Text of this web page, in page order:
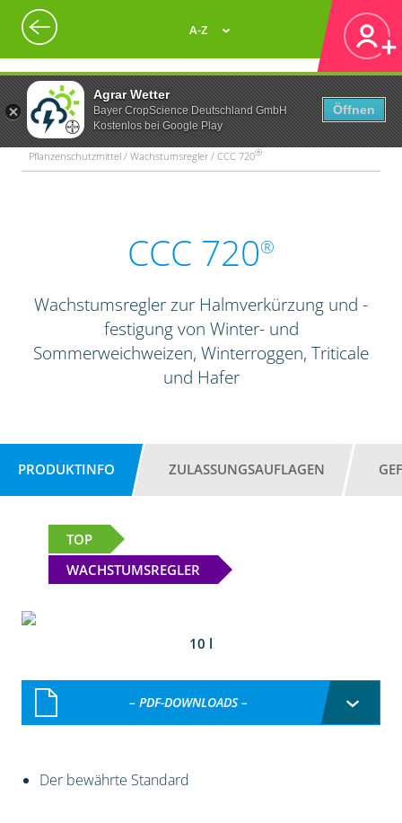
Agrar Wetter
Bayer CropScience Deutschland GmbH
Kostenlos bei Google Play
Öffnen
A-Z
Pflanzenschutzmittel / Wachstumsregler / CCC 720®
CCC 720®
Wachstumsregler zur Halmverkürzung und -
festigung von Winter- und
Sommerweichweizen, Winterroggen, Triticale
und Hafer
PRODUKTINFO ZULASSUNGSAUFLAGEN
TOP
WACHSTUMSREGLER
10 l
– PDF-DOWNLOADS –
Der bewährte Standard